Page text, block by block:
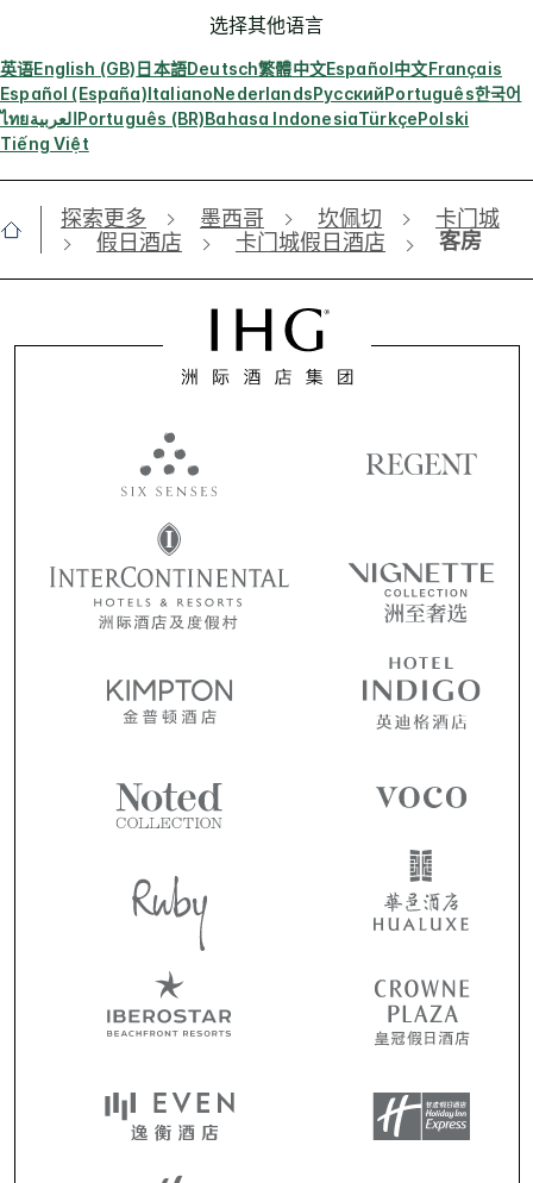
选择其他语言
英语English (GB)日本語Deutsch繁體中文Español中文Français
Español (España)ItalianoNederlandsРусскийPortuguês한국어
ไทยالعربيةPortuguês (BR)Bahasa IndonesiaTürkçePolski
Tiếng Việt
探索更多 墨西哥 坎佩切
卡门城
假日酒店
卡门城假日酒店 客房